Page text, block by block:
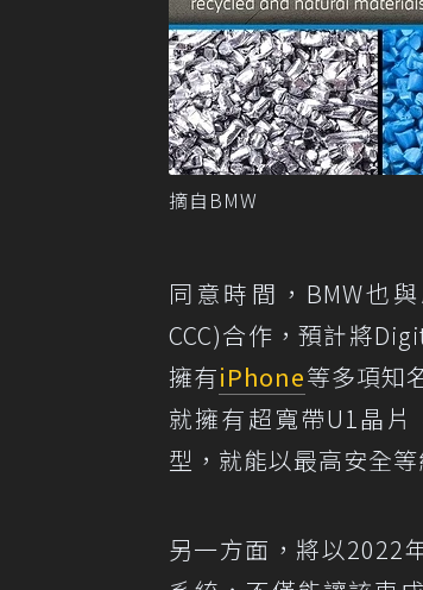
摘自BMW
同意時間，BMW也
CCC)合作，預計將
擁有iPhone等多項知
就擁有超寬帶U1晶
型，就能以最高安全
另一方面，將以2022